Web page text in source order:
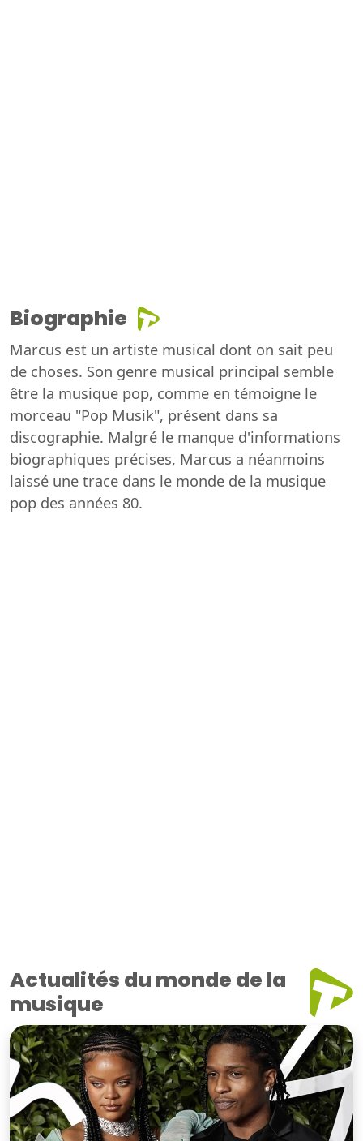
Biographie
Marcus est un artiste musical dont on sait peu
de choses. Son genre musical principal semble
être la musique pop, comme en témoigne le
morceau "Pop Musik", présent dans sa
discographie. Malgré le manque d'informations
biographiques précises, Marcus a néanmoins
laissé une trace dans le monde de la musique
pop des années 80.
Actualités du monde de la
musique